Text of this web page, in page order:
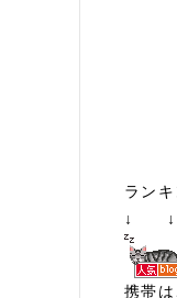
ラン
↓
携帯